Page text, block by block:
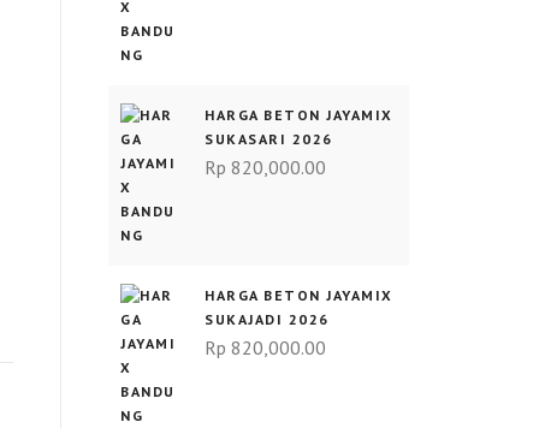
HARGA BETON JAYAMIX
SUKASARI 2026
Rp 820,000.00
HARGA BETON JAYAMIX
SUKAJADI 2026
Rp 820,000.00